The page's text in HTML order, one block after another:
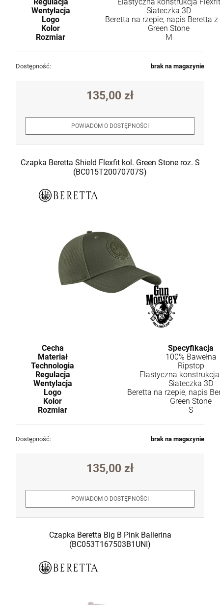
Wentylacja
Siateczka 3D
Logo
Beretta na rzepie, napis Beretta z
Kolor
Green Stone
Rozmiar
M
Dostępność: brak na magazynie
135,00 zł
POWIADOM O DOSTĘPNOŚCI
Czapka Beretta Shield Flexfit kol. Green Stone roz. S
(BC015T20070707S)
Cecha
Specyfikacja
Materiał
100% Bawełna
Technologia
Ripstop
Regulacja
Elastyczna
Wentylacja
Siateczka 3D
Logo
Beretta na rzepie, napis
Kolor
Green Stone
Rozmiar
S
Dostępność: brak na magazynie
135,00 zł
POWIADOM O DOSTĘPNOŚCI
Czapka Beretta Big B Pink Ballerina
(BC053T167503B1UNI)